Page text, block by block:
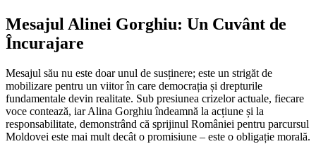
Mesajul Alinei Gorghiu: Un Cuvânt de
Încurajare
Mesajul său nu este doar unul de susținere; este un strigăt de
mobilizare pentru un viitor în care democrația și drepturile
fundamentale devin realitate. Sub presiunea crizelor actuale, fiecare
voce contează, iar Alina Gorghiu îndeamnă la acțiune și la
responsabilitate, demonstrând că sprijinul României pentru parcursul
Moldovei este mai mult decât o promisiune – este o obligație morală.